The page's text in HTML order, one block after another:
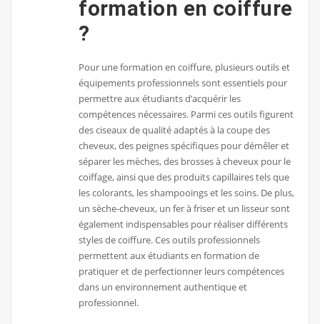
formation en coiffure
?
Pour une formation en coiffure, plusieurs outils et
équipements professionnels sont essentiels pour
permettre aux étudiants d’acquérir les
compétences nécessaires. Parmi ces outils figurent
des ciseaux de qualité adaptés à la coupe des
cheveux, des peignes spécifiques pour démêler et
séparer les mèches, des brosses à cheveux pour le
coiffage, ainsi que des produits capillaires tels que
les colorants, les shampooings et les soins. De plus,
un sèche-cheveux, un fer à friser et un lisseur sont
également indispensables pour réaliser différents
styles de coiffure. Ces outils professionnels
permettent aux étudiants en formation de
pratiquer et de perfectionner leurs compétences
dans un environnement authentique et
professionnel.